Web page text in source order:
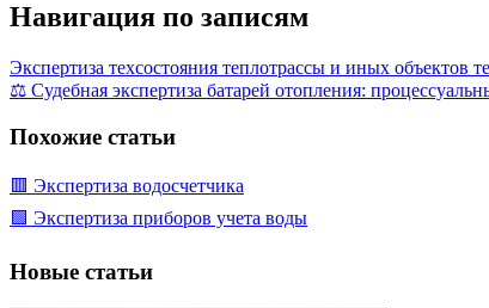
Навигация по записям
Экспертиза техсостояния теплотрассы и иных объектов
⚖️ Судебная экспертиза батарей отопления:
Похожие статьи
🟥 Экспертиза водосчетчика
🟩 Экспертиза приборов учета воды
Новые статьи